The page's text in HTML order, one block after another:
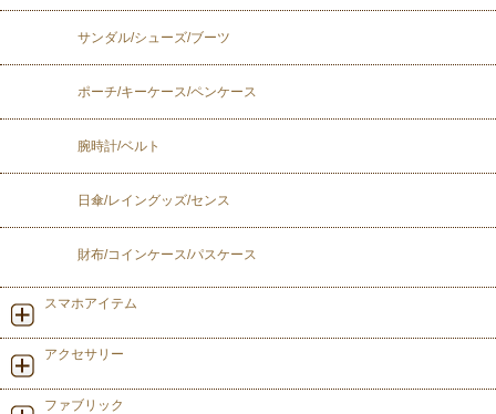
サンダル/シューズ/ブーツ
ポーチ/キーケース/ペンケース
腕時計/ベルト
日傘/レイングッズ/センス
財布/コインケース/パスケース
スマホアイテム
アクセサリー
ファブリック